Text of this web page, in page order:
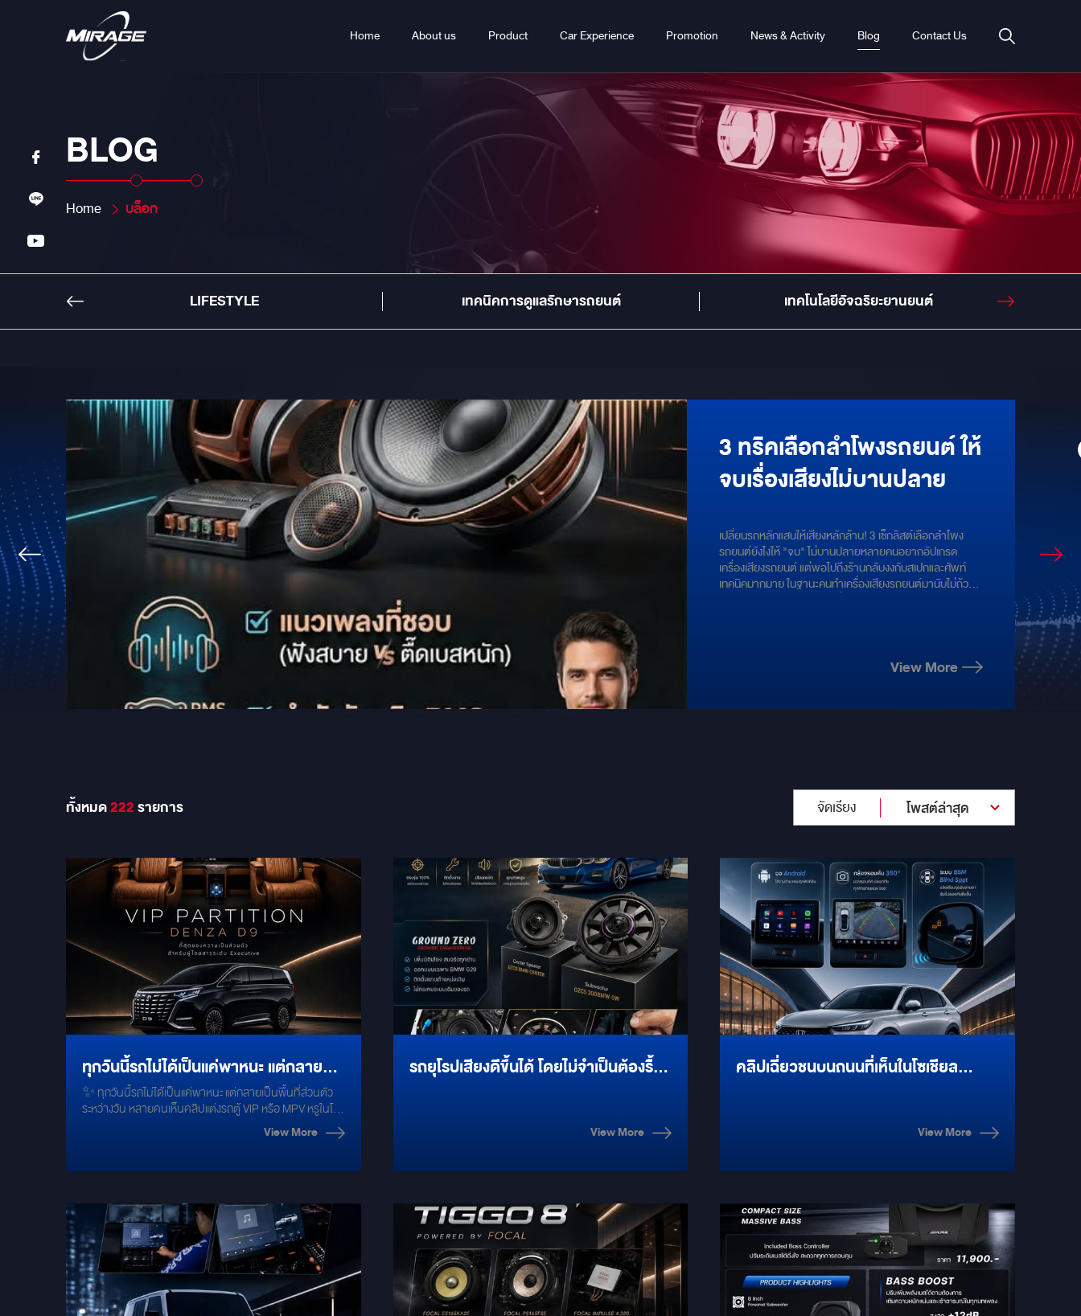
Home About us Product Car Experience Promotion News & Activity Blog Contact Us
BLOG
Home บล็อก
LIFESTYLE เทคนิคการดูแลรักษารถยนต์ เทคโนโลยีอัจฉริยะยานยนต์
3 ทริคเลือกลำโพงรถยนต์ ให้
จบเรื่องเสียงไม่บานปลาย
เปลี่ยนรถหลักแสนให้เสียงหลักล้าน! 3 เช็กลิสต์เลือกลำโพง
รถยนต์ยังไงให้ "จบ" ไม่บานปลายหลายคนอยากอัปเกรด
เครื่องเสียงรถยนต์ แต่พอไปถึงร้านกลับงงกับสเปกและศัพท์
เทคนิคมากมาย ในฐานะคนทำเครื่องเสียงรถยนต์มานับไม่ถ้วน
View More
ทั้งหมด222รายการ จัดเรียง โพสต์ล่าสุด
ทุกวันนี้รถไม่ได้เป็นแค่พาหนะ แต่กลาย
เป็นพื้นที่ส่วนตัวระหว่างวัน
✨ ทุกวันนี้รถไม่ได้เป็นแค่พาหนะ แต่กลายเป็นพื้นที่ส่วนตัว
ระหว่างวัน หลายคนเห็นคลิปแต่งรถตู้ VIP หรือ MPV หรูในโซ
เชียลแล้วชอบ เพราะมันไม่ได้ขายแค่ “ความสวย”แต่มันขาย
ความรู้สึกว่า ได้นั่งพักจริง และมีพื้นที่ส่วนตัว อยู่บนรถได้ผ่อน
Denza D9 คันนี้ จึงอัปเกรดห้องโดยสารให้ใกล้เคียง Private
✅ เบาะนั่งหรูหรา ✅ ระบบความบันเทิงสำหรับผู้โดยสาร ✅
ตู้เย็นไซส์มินิ ✅ ควบคุมการใช้งานสะดวกด้วย Remote
ความพรีเมียมของรถ VIP ไม่ได้อยู่ที่ของเยอะที่สุดแต่อยู่ที่ทุก
อย่างทำให้ “เวลาบนรถ” ดีขึ้น ความสบายไม่ได้รออยู่ที่ปลาย
ทางแต่มันเริ่มตั้งแต่ตอนขึ้นรถและนี่คือคอนเซปต์
happinessonroad ของเราครับ
View More
รถยุโรปเสียงดีขึ้นได้ โดยไม่จำเป็นต้องรื้อ
View More
คลิปเฉี่ยวชนบนถนนที่เห็นในโซเชียล
เปลี่ยนเลนแล้วไม่เห็นรถข้าง ๆView More